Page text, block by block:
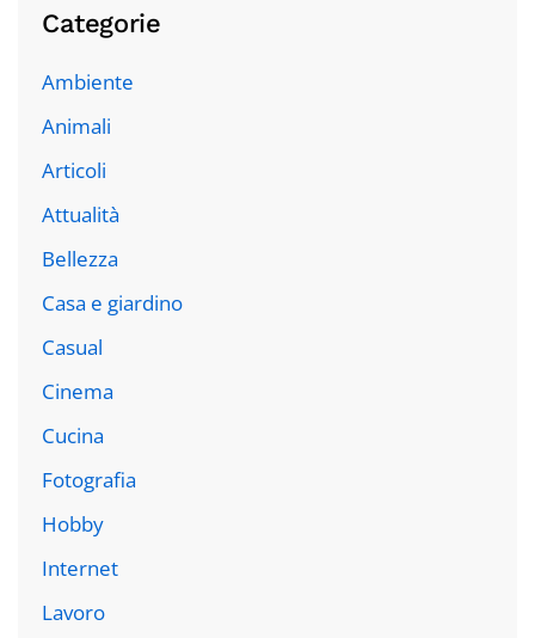
Categorie
Ambiente
Animali
Articoli
Attualità
Bellezza
Casa e giardino
Casual
Cinema
Cucina
Fotografia
Hobby
Internet
Lavoro